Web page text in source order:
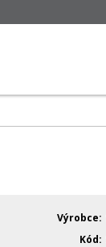
Výrobce
Kód